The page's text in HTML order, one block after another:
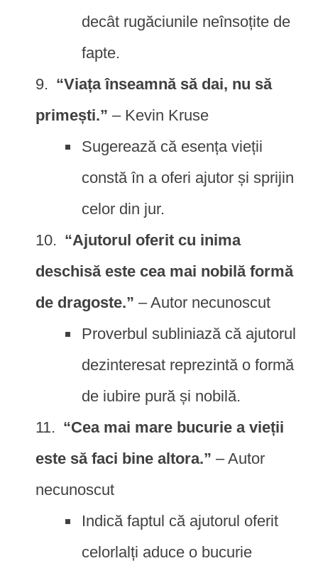
decât rugăciunile neînsoțite de
fapte.
“Viața înseamnă să dai, nu să
primești.” – Kevin Kruse
Sugerează că esența vieții
constă în a oferi ajutor și sprijin
celor din jur.
“Ajutorul oferit cu inima
deschisă este cea mai nobilă formă
de dragoste.” – Autor necunoscut
Proverbul subliniază că ajutorul
dezinteresat reprezintă o formă
de iubire pură și nobilă.
“Cea mai mare bucurie a vieții
este să faci bine altora.” – Autor
necunoscut
Indică faptul că ajutorul oferit
celorlalți aduce o bucurie